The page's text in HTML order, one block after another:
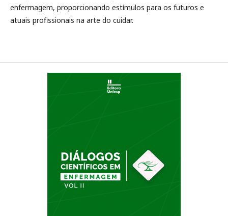
enfermagem, proporcionando estímulos para os futuros e
atuais profissionais na arte do cuidar.